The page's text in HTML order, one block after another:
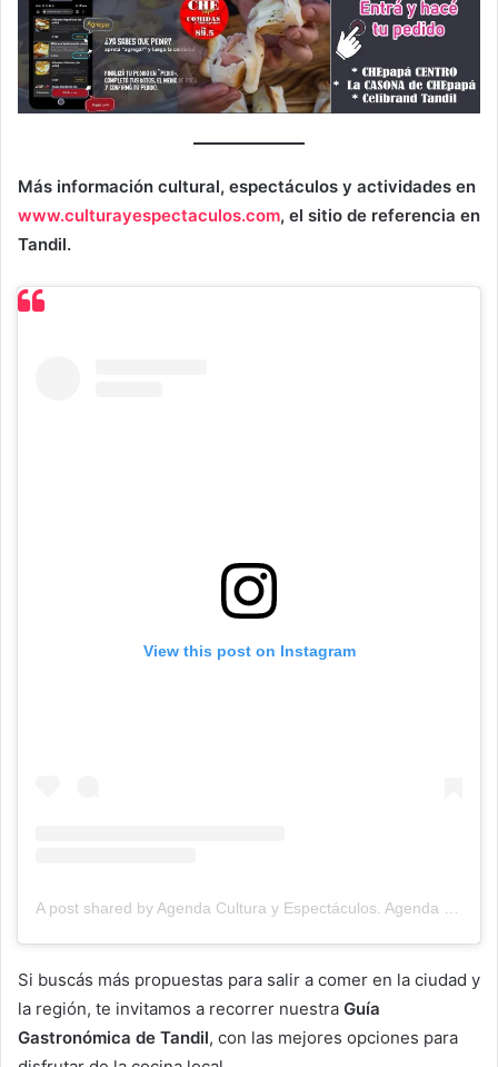
Más información cultural, espectáculos y actividades en
www.culturayespectaculos.com, el sitio de referencia en
Tandil.
View this post on Instagram
Si buscás más propuestas para salir a comer en la ciudad y
la región, te invitamos a recorrer nuestra Guía
Gastronómica de Tandil, con las mejores opciones para